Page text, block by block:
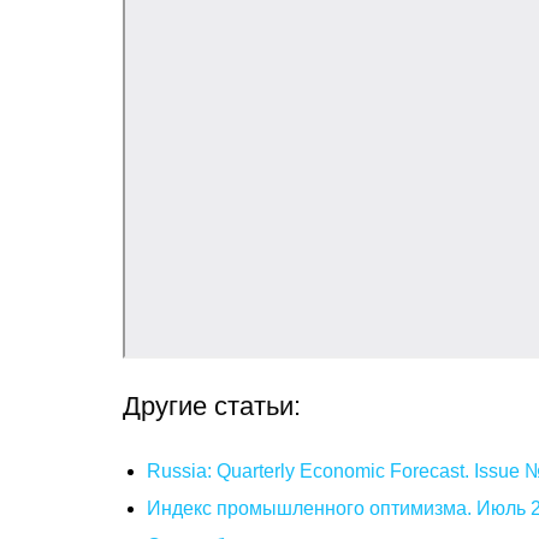
Другие статьи:
Russia: Quarterly Economic Forecast. Issue
Индекс промышленного оптимизма. Июль